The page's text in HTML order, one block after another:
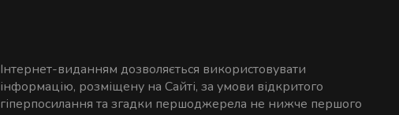
Інтернет-виданням дозволяється використовувати
інформацію, розміщену на Сайті, за умови відкритого
гіперпосилання та згадки першоджерела не нижче першого